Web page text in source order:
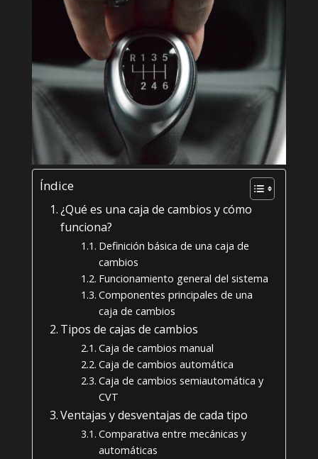
Índice
¿Qué es una caja de cambios y cómo
funciona?
Definición básica de una caja de
cambios
Funcionamiento general del sistema
Componentes principales de una
caja de cambios
Tipos de cajas de cambios
Caja de cambios manual
Caja de cambios automática
Caja de cambios semiautomática y
CVT
Ventajas y desventajas de cada tipo
Comparativa entre mecánicas y
automáticas